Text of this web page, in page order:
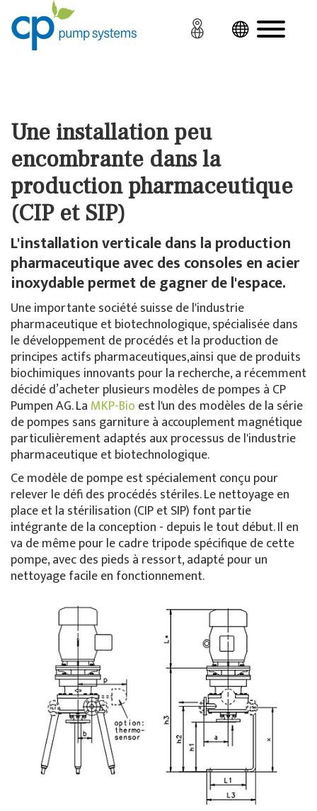
Une installation peu
encombrante dans la
production pharmaceutique
(CIP et SIP)
L'installation verticale dans la production
pharmaceutique avec des consoles en acier
inoxydable permet de gagner de l'espace.
Une importante société suisse de l'industrie
pharmaceutique et biotechnologique, spécialisée dans
le développement de procédés et la production de
principes actifs pharmaceutiques,ainsi que de produits
biochimiques innovants pour la recherche, a récemment
décidé d’acheter plusieurs modèles de pompes à CP
Pumpen AG. La MKP-Bio est l'un des modèles de la série
de pompes sans garniture à accouplement magnétique
particulièrement adaptés aux processus de l'industrie
pharmaceutique et biotechnologique.
Ce modèle de pompe est spécialement conçu pour
relever le défi des procédés stériles. Le nettoyage en
place et la stérilisation (CIP et SIP) font partie
intégrante de la conception - depuis le tout début. Il en
va de même pour le cadre tripode spécifique de cette
pompe, avec des pieds à ressort, adapté pour un
nettoyage facile en fonctionnement.